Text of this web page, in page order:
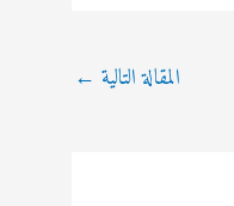
المقالة التالية ←